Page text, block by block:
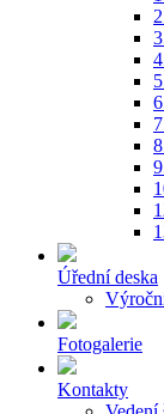
Úřední deska
Fotogalerie
Kontakty